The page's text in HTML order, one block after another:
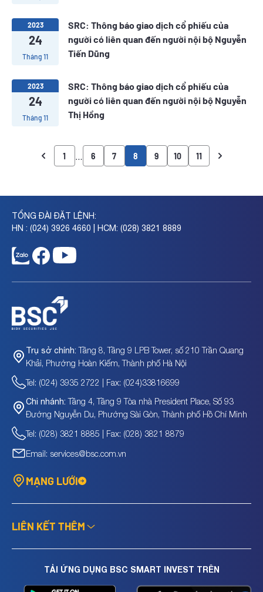
2023
24
Tháng 11
SRC: Thông báo giao dịch cổ phiếu của
người có liên quan đến người nội bộ Nguyễn
Tiến Dũng
2023
24
Tháng 11
SRC: Thông báo giao dịch cổ phiếu của
người có liên quan đến người nội bộ Nguyễn
Thị Hồng
1 6 7 8 9 10 11
TỔNG ĐÀI ĐẶT LỆNH:
HN : (024) 3926 4660 | HCM: (028) 3821 8889
Trụ sở chính: Tầng 8, Tầng 9 LPB Tower, số 210 Trần Quang
Khải, Phường Hoàn Kiếm, Thành phố Hà Nội
Tel: (024) 3935 2722 | Fax: (024)33816699
Chi nhánh: Tầng 4, Tầng 9 Tòa nhà President Place, Số 93
Đường Nguyễn Du, Phường Sài Gòn, Thành phố Hồ Chí Minh
Tel: (028) 3821 8885 | Fax: (028) 3821 8879
Email: services@bsc.com.vn
MẠNG LƯỚI
LIÊN KẾT THÊM
TẢI ỨNG DỤNG BSC SMART INVEST TRÊN